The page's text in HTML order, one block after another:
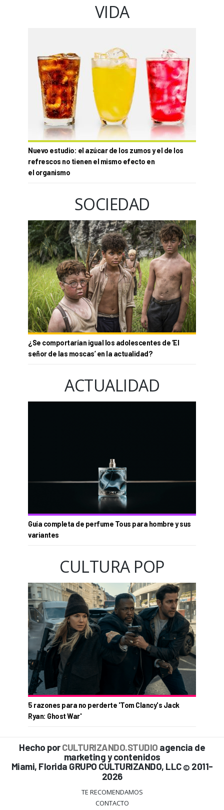
VIDA
Nuevo estudio: el azúcar de los zumos y el de los
refrescos no tienen el mismo efecto en
el organismo
SOCIEDAD
¿Se comportarían igual los adolescentes de ‘El
señor de las moscas’ en la actualidad?
ACTUALIDAD
Guía completa de perfume Tous para hombre y sus
variantes
CULTURA POP
5 razones para no perderte 'Tom Clancy's Jack
Ryan: Ghost War'
Hecho porCULTURIZANDO.STUDIO agencia de
marketing y contenidos
Miami, Florida GRUPO CULTURIZANDO, LLC © 2011-
2026
TE RECOMENDAMOS
CONTACTO